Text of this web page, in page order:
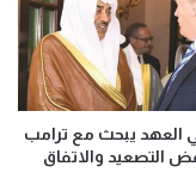
العهد يبحث مع ترامب
التصعيد والاتفاق